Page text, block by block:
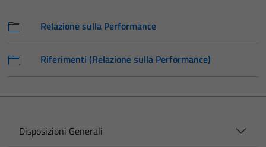
Relazione sulla Performance
Riferimenti (Relazione sulla Performance)
Disposizioni Generali